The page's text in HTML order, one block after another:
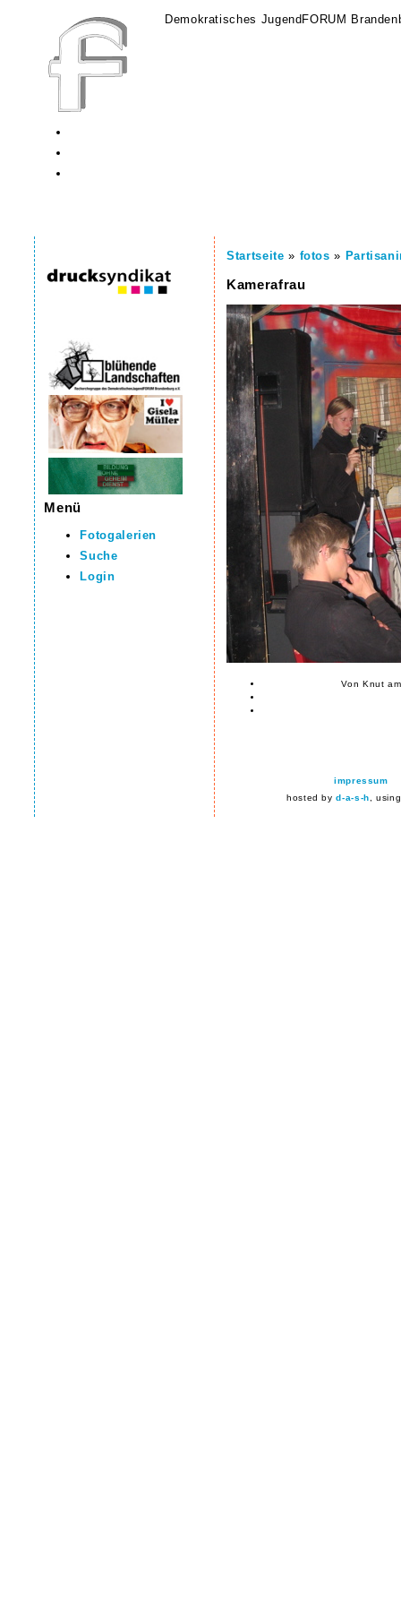
Demokratisches JugendFORUM
Menü
Fotogalerien
Suche
Login
Startseite » fotos »
Kamerafrau
Von Knut
impressum
hosted byd-a-s-h ,